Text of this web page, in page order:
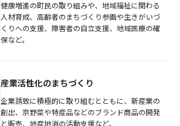
健康増進の町民の取り組みや、地域福祉に関わる
人材育成、高齢者のまちづくり参画や生きがいづ
くりへの支援、障害者の自立支援、地域医療の確
保など。
産業活性化のまちづくり
企業誘致に積極的に取り組むとともに、新産業の
創出、京野菜や特産品などのブランド商品の開発
と販売、地産地消の活動支援など。